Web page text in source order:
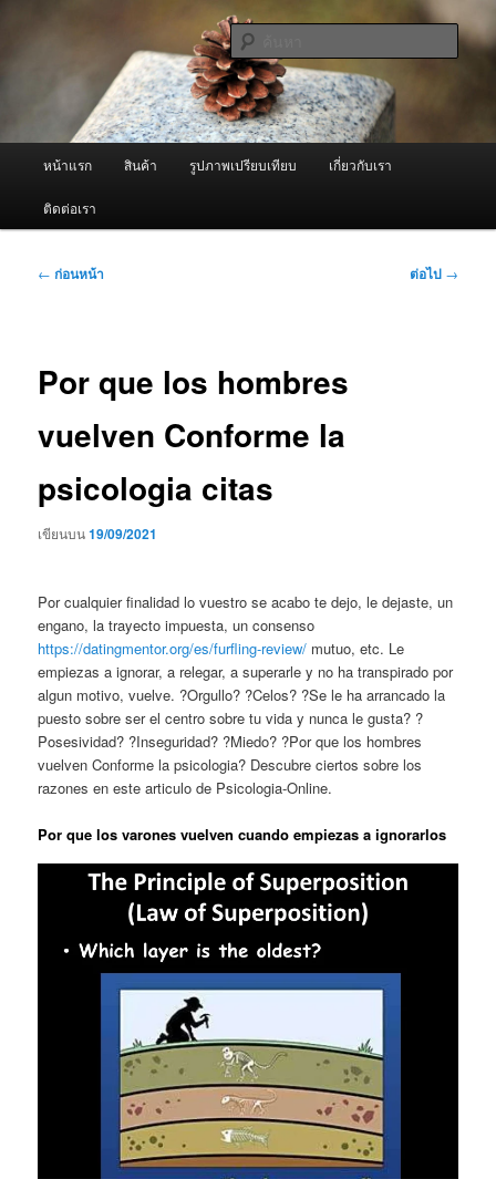
ผู้นำเข้าเครื่องพ่นหมอกควัน Best
Fogger / Fogger One และ อะไหล่
จำหน่ายเครื่องพ่นหมอกควัน คุณภาพดี บริการด้วยความจริงใจ
ค้นหา
หน้าแรก สินค้า รูปภาพเปรียบเทียบ เกี่ยวกับเรา
ติดต่อเรา
เมนู
← ก่อนหน้า ต่อไป →
Por que los hombres
vuelven Conforme la
psicologia citas
เขียนบน19/09/2021
Por cualquier finalidad lo vuestro se acabo te dejo, le dejaste, un
engano, la trayecto impuesta, un consenso
https://datingmentor.org/es/furfling-review/ mutuo, etc. Le
empiezas a ignorar, a relegar, a superarle y no ha transpirado por
algun motivo, vuelve. ?Orgullo? ?Celos? ?Se le ha arrancado la
puesto sobre ser el centro sobre tu vida y nunca le gusta? ?
Posesividad? ?Inseguridad? ?Miedo? ?Por que los hombres
vuelven Conforme la psicologia? Descubre ciertos sobre los
razones en este articulo de Psicologia-Online.
Por que los varones vuelven cuando empiezas a ignorarlos